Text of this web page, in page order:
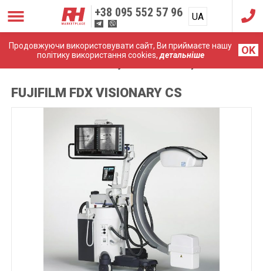
Продовжуючи використовувати сайт, Ви приймаєте нашу
політику використання cookies,детальніше OK
+38 095 552 57 96 UA
RU
FUJIFILM FDX VISIONARY CS